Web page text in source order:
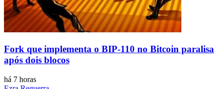
Fork que implementa o BIP-110 no Bitcoin paralisa
após dois blocos
há 7 horas